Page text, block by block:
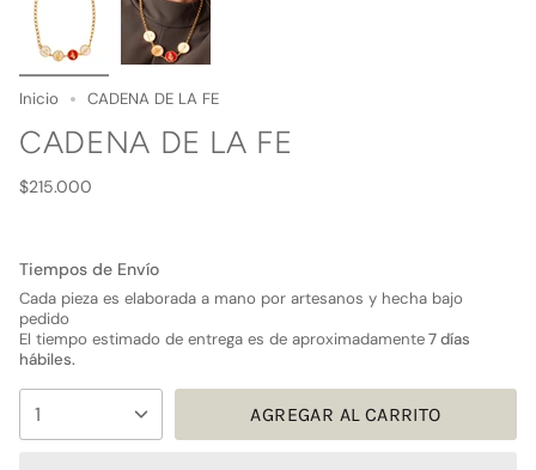
Inicio CADENA DE LA FE
CADENA DE LA FE
Precio
$215.000
Tiempos de Envío
Cada pieza es elaborada a mano por artesanos y hecha bajo
pedido
El tiempo estimado de entrega es de aproximadamente7 días
hábiles.
<span
1 AGREGAR AL CARRITO